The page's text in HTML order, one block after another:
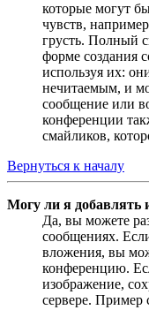
которые могут
чувств, например
грусть. Полный
форме создания
используя их:
нечитаемым, и
сообщение или
конференции
смайликов,
Вернуться к началу
Могу ли я добавлять
Да, вы можете
сообщениях.
вложения, вы
конференцию.
изображение,
сервере. Пример